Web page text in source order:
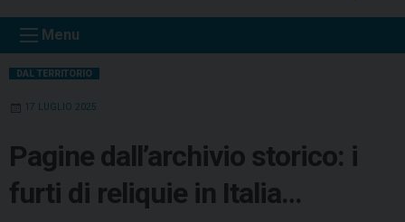
t
Menu
DAL TERRITORIO
17 LUGLIO 2025
Pagine dall’archivio storico: i
furti di reliquie in Italia…